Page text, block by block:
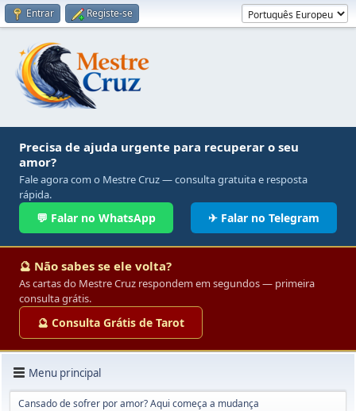
Entrar Registe-se
Precisa de ajuda urgente para recuperar o seu
amor?
Fale agora com o Mestre Cruz — consulta gratuita e resposta
rápida.
💬 Falar no WhatsApp ✈ Falar no Telegram
🔮 Não sabes se ele volta?
As cartas do Mestre Cruz respondem em segundos — primeira
consulta grátis.
🔮 Consulta Grátis de Tarot
Menu principal
Cansado de sofrer por amor? Aqui começa a mudança